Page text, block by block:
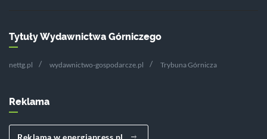
Tytuły Wydawnictwa Górniczego
nettg.pl wydawnictwo-gospodarcze.pl Trybuna Górnicza
Reklama